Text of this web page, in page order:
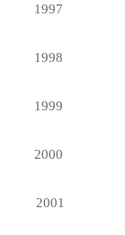
1997
1998
1999
2000
2001